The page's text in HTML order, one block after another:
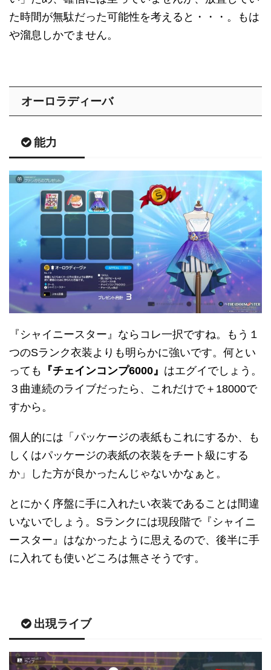
た時間が無駄だった可能性を考えると・・・。もは
や溜息しかでません。
オーロラディーバ
能力
『シャイニースター』ならコレ一択ですね。もう１
つのSランク衣装よりも明らかに強いです。何とい
っても 『チェインコンプ6000』 はエグイでしょう。
３曲連続のライブだったら、これだけで＋18000で
すから。
個人的には「パッケージの表紙もこれにするか、も
しくはパッケージの表紙の衣装をチート級にする
か」した方が良かったんじゃないかなぁと。
とにかく序盤に手に入れたい衣装であることは間違
いないでしょう。Sランクには現段階で『シャイニ
ースター』はなかったように思えるので、後半に手
に入れても使いどころは無さそうです。
出現ライブ